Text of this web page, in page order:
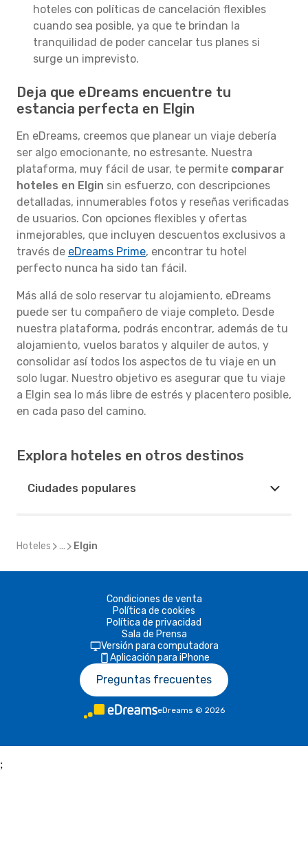
hoteles con políticas de cancelación flexibles
cuando sea posible, ya que te brindan la
tranquilidad de poder cancelar tus planes si
surge un imprevisto.
Deja que eDreams encuentre tu
estancia perfecta en Elgin
En eDreams, creemos que planear un viaje debería
ser algo emocionante, no estresante. Nuestra
plataforma, muy fácil de usar, te permite comparar
hoteles en Elgin sin esfuerzo, con descripciones
detalladas, innumerables fotos y reseñas verificadas
de usuarios. Con opciones flexibles y ofertas
inmejorables, que incluyen descuentos exclusivos a
través de eDreams Prime, encontrar tu hotel
perfecto nunca ha sido tan fácil.
Más allá de solo reservar tu alojamiento, eDreams
puede ser tu compañero de viaje completo. Desde
nuestra plataforma, podrás encontrar, además de tu
alojamiento, vuelos baratos y alquiler de autos, y
consolidar así todos los aspectos de tu viaje en un
solo lugar. Nuestro objetivo es asegurar que tu viaje
a Elgin sea lo más libre de estrés y placentero posible,
en cada paso del camino.
Explora hoteles en otros destinos
Ciudades populares
Hoteles ... Elgin
Condiciones de venta
Política de cookies
Política de privacidad
Sala de Prensa
Versión para computadora
Aplicación para iPhone
Preguntas frecuentes
eDreams © 2026
;